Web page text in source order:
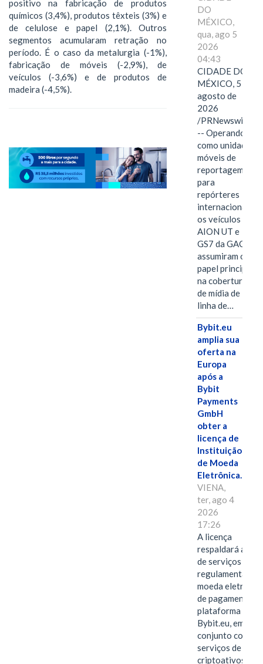
positivo na fabricação de produtos
químicos (3,4%), produtos têxteis (3%) e
de celulose e papel (2,1%). Outros
segmentos acumularam retração no
período. É o caso da metalurgia (-1%),
fabricação de móveis (-2,9%), de
veículos (-3,6%) e de produtos de
madeira (-4,5%).
DO
MÉXICO,
qua, ago 5
2026
04:43
CIDADE DO
MÉXICO, 5 de
agosto de
2026
/PRNewswire/
-- Operando
como unidades
móveis de
reportagem
para
repórteres
internacionais,
os veículos
AION UT e
GS7 da GAC
assumiram o
papel principal
na cobertura
de mídia de
linha de…
Bybit.eu
amplia sua
oferta na
Europa
após a
Bybit
Payments
GmbH
obter a
licença de
Instituição
de Moeda
Eletrônica.
VIENA,
ter, ago 4
2026
17:26
A licença
respaldará a
de serviços
regulamentados
moeda
de pagamentos
plataforma
Bybit.eu, em
conjunto com os
serviços de